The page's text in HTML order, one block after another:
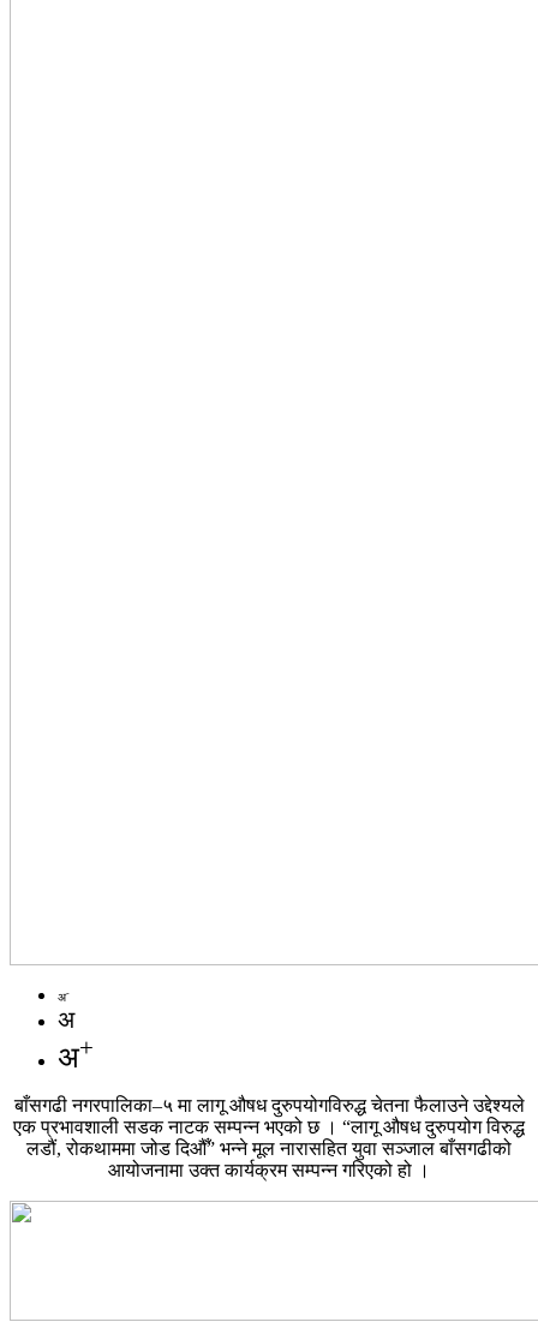
अ-
अ
अ+
बाँसगढी नगरपालिका–५ मा लागू औषध दुरुपयोगविरुद्ध चेतना फैलाउने उद्देश्यले
एक प्रभावशाली सडक नाटक सम्पन्न भएको छ । “लागू औषध दुरुपयोग विरुद्ध
लडौं, रोकथाममा जोड दिऔँ” भन्ने मूल नारासहित युवा सञ्जाल बाँसगढीको
आयोजनामा उक्त कार्यक्रम सम्पन्न गरिएको हो ।